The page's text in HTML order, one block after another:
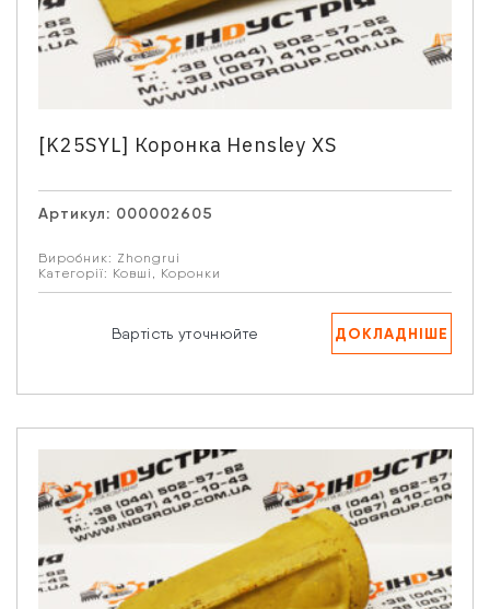
[K25SYL] Коронка Hensley XS
Артикул: 000002605
Виробник: Zhongrui
Категорії: Ковші , Коронки
Вартість уточнюйте ДОКЛАДНІШЕ